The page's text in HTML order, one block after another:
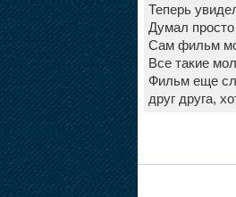
Теперь
Думал
Сам фильм
Все такие
Фильм еще
друг друга,